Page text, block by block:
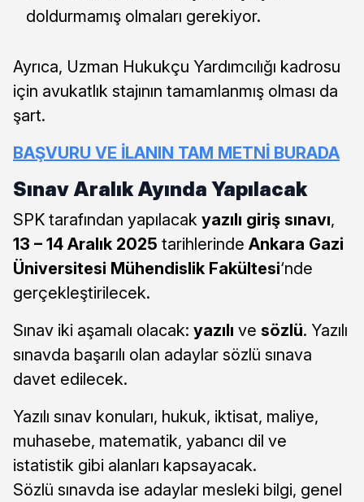
doldurmamış olmaları gerekiyor.
Ayrıca, Uzman Hukukçu Yardımcılığı kadrosu
için avukatlık stajının tamamlanmış olması da
şart.
BAŞVURU VE İLANIN TAM METNİ BURADA
Sınav Aralık Ayında Yapılacak
SPK tarafından yapılacak yazılı giriş sınavı,
13 – 14 Aralık 2025 tarihlerinde Ankara Gazi
Üniversitesi Mühendislik Fakültesi‘nde
gerçekleştirilecek.
Sınav iki aşamalı olacak: yazılı ve sözlü. Yazılı
sınavda başarılı olan adaylar sözlü sınava
davet edilecek.
Yazılı sınav konuları, hukuk, iktisat, maliye,
muhasebe, matematik, yabancı dil ve
istatistik gibi alanları kapsayacak.
Sözlü sınavda ise adaylar mesleki bilgi, genel